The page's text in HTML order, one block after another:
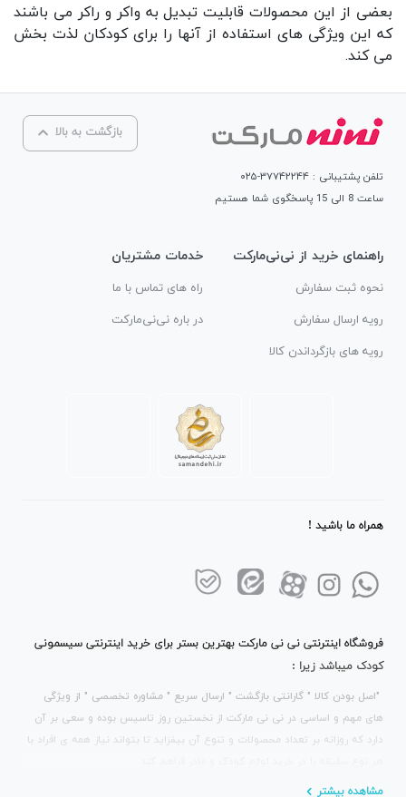
بعضی از این محصولات قابلیت تبدیل به واکر و راکر می باشند
که این ویژگی های استفاده از آنها را برای کودکان لذت بخش
می کند.
بازگشت به بالا
تلفن پشتیبانی : ۳۷۷۴۲۲۴۴-۰۲۵
ساعت 8 الی 15 پاسخگوی شما هستیم
راهنمای خرید از نی‌نی‌مارکت
نحوه ثبت سفارش
رویه ارسال سفارش
رویه های بازگرداندن کالا
خدمات مشتریان
راه های تماس با ما
در باره نی‌نی‌مارکت
همراه ما باشید !
فروشگاه اینترنتی نی نی مارکت بهترین بستر برای خرید اینترنتی سیسمونی
کودک میباشد زیرا :
"اصل بودن کالا " گارانتی بازگشت " ارسال سریع " مشاوره تخصصی " از ویژگی
های مهم و اساسی در نی نی مارکت از نخستین روز تاسیس بوده و سعی بر آن
دارد که روزانه بر تعداد محصولات و تنوع آن بیفزاید تا بتواند نیاز همه ی افراد با
مشاهده بیشتر